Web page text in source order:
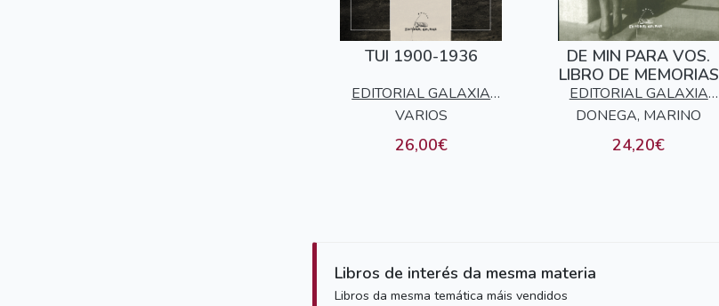
TUI 1900-1936
EDITORIAL GALAXIA
S.A.
VARIOS
26,00€
DE MIN PARA VOS.
LIBRO DE MEMORIAS
EDITORIAL GALAXIA
S.A.
DONEGA, MARINO
24,20€
Libros de interés da mesma materia
Libros da mesma temática máis vendidos